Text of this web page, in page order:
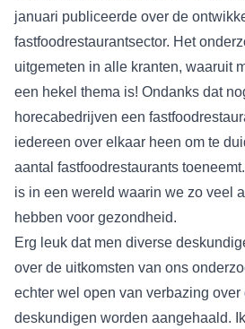
januari publiceerde over de
fastfoodrestaurantsector. Het
uitgemeten in alle kranten, waaruit
een hekel thema is! Ondanks dat
horecabedrijven een
iedereen over elkaar heen om te
aantal fastfoodrestaurants
is in een wereld waarin we zo veel
hebben voor gezondheid.
Erg leuk dat men diverse
over de uitkomsten van ons
echter wel open van verbazing over
deskundigen worden aangehaald.